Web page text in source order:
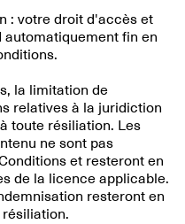
: votre droit d'accès et
fin en
la limitation de
relatives à la juridiction
toute résiliation. Les
ne sont pas
et resteront en
de la licence applicable.
resteront en